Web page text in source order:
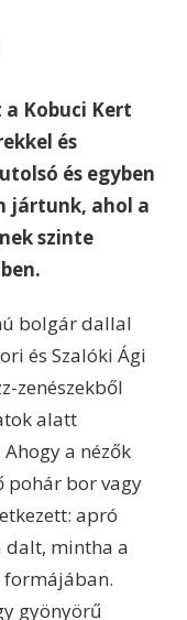
Kobuci Kert
és
és egyben
jártunk, ahol a
szinte
bolgár dallal
és Szalóki Ági
zenészekből
alatt
a nézők
pohár bor vagy
apró
dalt, mintha a
formájában.
gyönyörű